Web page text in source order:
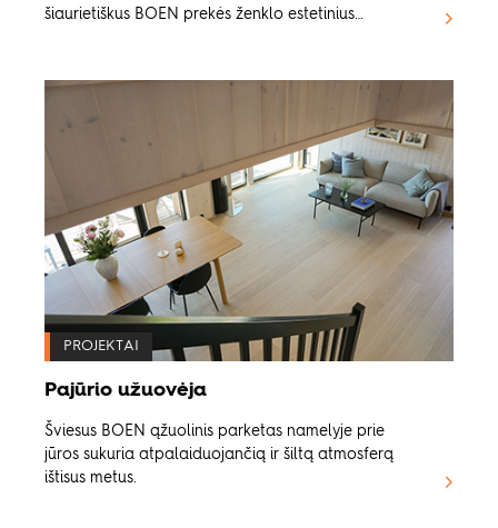
Sekite mus:
FacebookInstagram
PinterestLinkedinYoutube
šiaurietiškus BOEN prekės ženklo estetinius
PROJEKTAI
Pajūrio užuovėja
Šviesus BOEN ąžuolinis parketas namelyje prie
jūros sukuria atpalaiduojančią ir šiltą atmosferą
ištisus metus.